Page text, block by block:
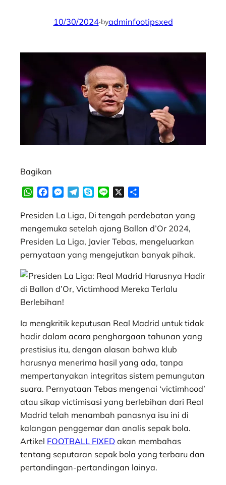
10/30/2024·byadminfootipsxed
Bagikan
W
a
t
A
p
c
e
o
o
M
s
s
n
g
r
l
e
r
a
y
p
n
e
a
r
Presiden La Liga, Di tengah perdebatan yang
mengemuka setelah ajang Ballon d’Or 2024,
Presiden La Liga, Javier Tebas, mengeluarkan
pernyataan yang mengejutkan banyak pihak.
Ia mengkritik keputusan Real Madrid untuk tidak
hadir dalam acara penghargaan tahunan yang
prestisius itu, dengan alasan bahwa klub
harusnya menerima hasil yang ada, tanpa
mempertanyakan integritas sistem pemungutan
suara. Pernyataan Tebas mengenai ‘victimhood’
atau sikap victimisasi yang berlebihan dari Real
Madrid telah menambah panasnya isu ini di
kalangan penggemar dan analis sepak bola.
Artikel FOOTBALL FIXED akan membahas
tentang seputaran sepak bola yang terbaru dan
pertandingan-pertandingan lainya.